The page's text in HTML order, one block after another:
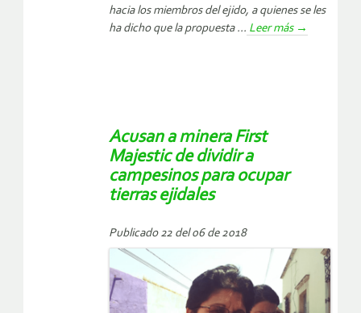
hacia los miembros del ejido, a quienes se les
ha dicho que la propuesta ... Leer más →
Acusan a minera First
Majestic de dividir a
campesinos para ocupar
tierras ejidales
Publicado 22 del 06 de 2018